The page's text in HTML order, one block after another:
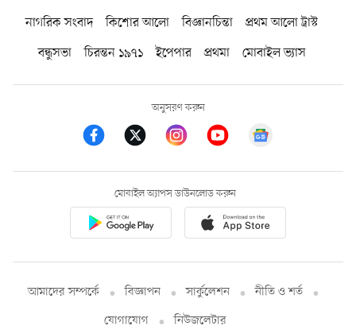
নাগরিক সংবাদ কিশোর আলো বিজ্ঞানচিন্তা
প্রথম আলো ট্রাস্ট
বন্ধুসভা
চিরন্তন ১৯৭১ ইপেপার প্রথমা মোবাইল ভ্যাস
অনুসরণ করুন
মোবাইল অ্যাপস ডাউনলোড করুন
আমাদের সম্পর্কে বিজ্ঞাপন সার্কুলেশন
নীতি ও শর্ত
যোগাযোগ
নিউজলেটার